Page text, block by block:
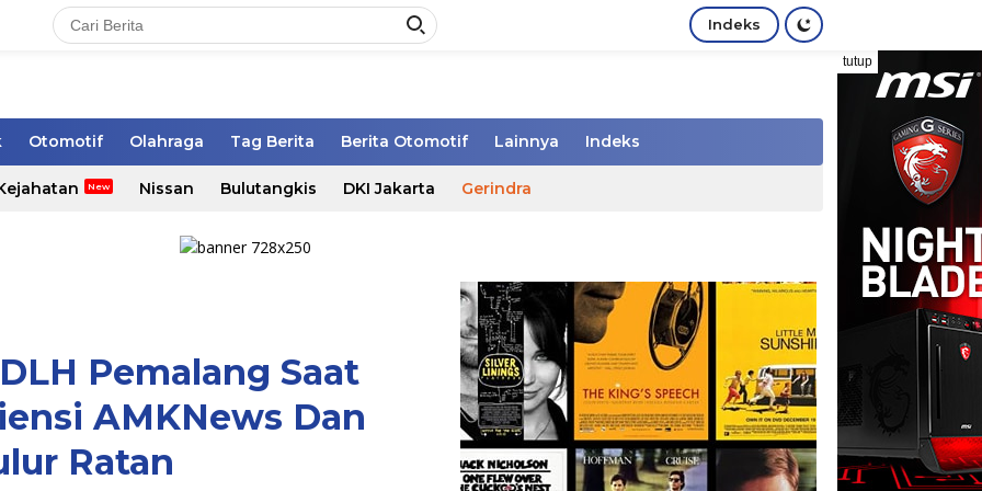
Indeks
tutup
Otomotif Olahraga Tag Berita Berita Otomotif Lainnya Indeks
Nissan Bulutangkis DKI Jakarta Gerindra
Pemalang Saat
AMKNews Dan
Ratan